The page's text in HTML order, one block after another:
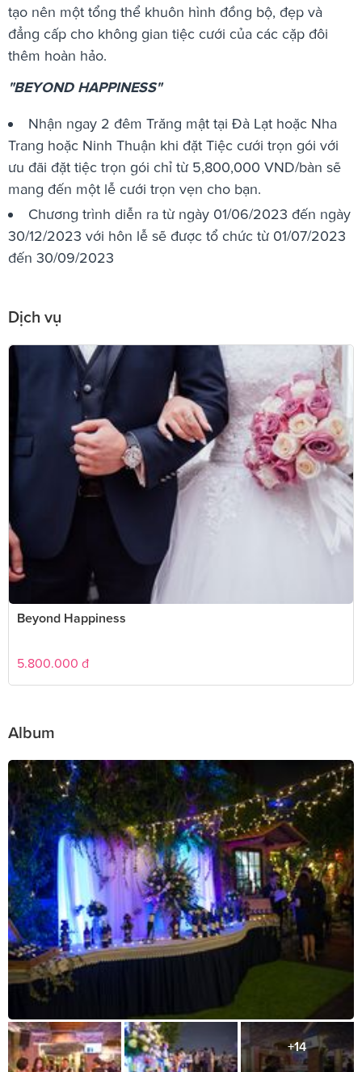
tạo nên một tổng thể khuôn hình đồng bộ, đẹp và
đẳng cấp cho không gian tiệc cưới của các cặp đôi
thêm hoàn hảo.
"BEYOND HAPPINESS"
Nhận ngay 2 đêm Trăng mật tại Đà Lạt hoặc Nha
Trang hoặc Ninh Thuận khi đặt Tiệc cưới trọn gói với
ưu đãi đặt tiệc trọn gói chỉ từ 5,800,000 VND/bàn sẽ
mang đến một lễ cưới trọn vẹn cho bạn.
Chương trình diễn ra từ ngày 01/06/2023 đến ngày
30/12/2023 với hôn lễ sẽ được tổ chức từ 01/07/2023
đến 30/09/2023
Dịch vụ
Beyond Happiness
5.800.000 đ
Album
+14